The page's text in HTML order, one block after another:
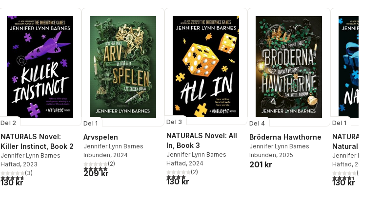
Del 2
NATURALS Novel:
Killer Instinct, Book 2
Jennifer Lynn Barnes
Häftad, 2023
4,7utav 5 stjärnor. Totalt antal röster:
(3)
130 kr
Del 1
Arvspelen
Jennifer Lynn Barnes
Inbunden, 2024
5,0utav 5 stjärnor. Totalt antal röster:
(2)
209 kr
Del 3
NATURALS Novel: All
In, Book 3
Jennifer Lynn Barnes
Häftad, 2024
4,0utav 5 stjärnor. Totalt antal röster:
(2)
130 kr
Del 4
Bröderna Hawthorne
Jennifer Lynn Barnes
Inbunden, 2025
201 kr
Del 1
NATURALS
Naturals,
Jennifer Lynn
Häftad, 2023
4,5utav 5(
130 kr